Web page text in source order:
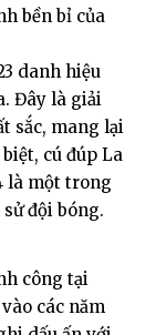
bền bỉ của
danh hiệu
Đây là giải
sắc, mang lại
cú đúp La
là một trong
đội bóng.
công tại
các năm